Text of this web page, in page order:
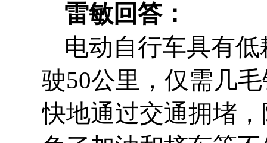
雷敏回答：
电动自行车具有
驶50公里，仅需几
快地通过交通拥堵